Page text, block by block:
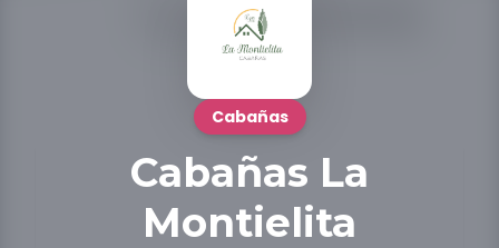
Cabañas
Cabañas La
Montielita